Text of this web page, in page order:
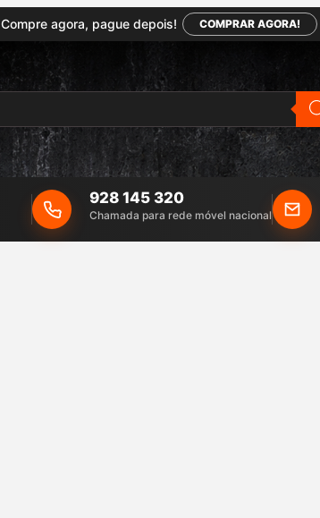
Compre agora, pague depois! COMPRAR AGORA!
928 145 320
Chamada para rede móvel nacional